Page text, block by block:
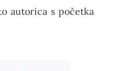
autorica s početka